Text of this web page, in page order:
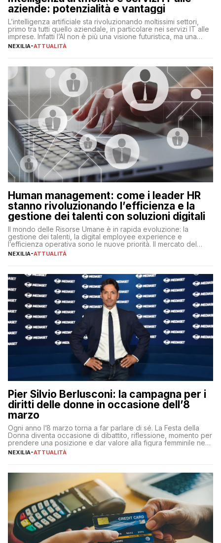
aziende: potenzialità e vantaggi
L’intelligenza artificiale sta rivoluzionando moltissimi settori,
primo tra tutti quello aziendale, in particolare nei servizi IT alle
imprese. Infatti l’AI non è più una visione futuristica, ma una
realtà operativa che sta portando a un cambio significativo in
operazioni, bensì comporta […]
NEXILIA-ATTUALITÀ
Human management: come i leader HR
stanno rivoluzionando l’efficienza e la
gestione dei talenti con soluzioni digitali
Il mondo delle Risorse Umane è in rapida evoluzione: la
gestione dei talenti, la digital employee experience e
l’efficienza operativa sono le nuove priorità. Il mercato del
lavoro, d’altra parte, è sempre più competitivo con una lotta
NEXILIA-ATTUALITÀ
Pier Silvio Berlusconi: la campagna per i
diritti delle donne in occasione dell’8
marzo
Ogni anno l’8 marzo torna a far parlare di sé. La Festa della
Donna diventa occasione di dibattito, riflessione, momento per
prendere una posizione e dar valore alla figura femminile nella
sua complessità e crucialità. A lanciare un messaggio “forte e
NEXILIA-ATTUALITÀ